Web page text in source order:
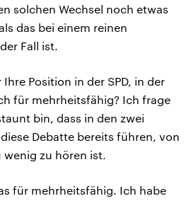
solchen Wechsel noch etwas
das bei einem reinen
Fall ist.
Position in der SPD, in der
für mehrheitsfähig? Ich frage
bin, dass in den zwei
Debatte bereits führen, von
wenig zu hören ist.
für mehrheitsfähig. Ich habe